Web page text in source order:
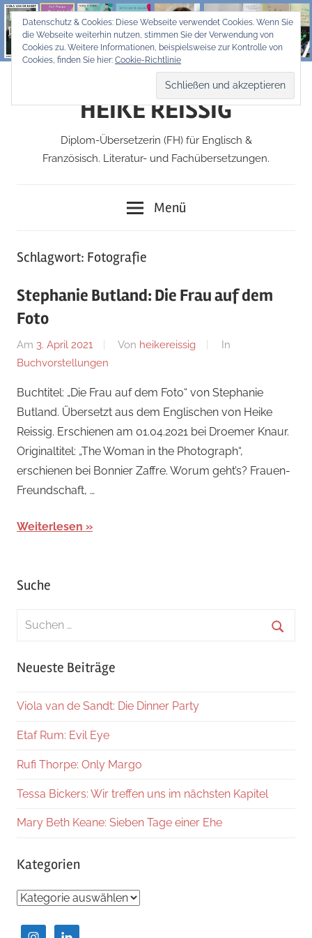
Zum
Inhalt
springen
HEIKE REISSIG
Diplom-Übersetzerin (FH) für Englisch &
Französisch. Literatur- und Fachübersetzungen.
Menü
Schlagwort: Fotografie
Stephanie Butland: Die Frau auf dem
Foto
Am 3. April 2021 Von heikereissig
In
Buchvorstellungen
Buchtitel: „Die Frau auf dem Foto“ von Stephanie
Butland. Übersetzt aus dem Englischen von Heike
Reissig. Erschienen am 01.04.2021 bei Droemer Knaur.
Originaltitel: „The Woman in the Photograph“,
erschienen bei Bonnier Zaffre. Worum geht’s? Frauen-
Freundschaft, …
Weiterlesen
Suche
Suchen
Neueste Beiträge
Viola van de Sandt: Die Dinner Party
Etaf Rum: Evil Eye
Rufi Thorpe: Only Margo
Tessa Bickers: Wir treffen uns im nächsten Kapitel
Mary Beth Keane: Sieben Tage einer Ehe
Kategorien
Kategorien
Datenschutz & Cookies: Diese Webseite verwendet Cookies. Wenn Sie
die Webseite weiterhin nutzen, stimmen Sie der Verwendung von
Cookies zu. Weitere Informationen, beispielsweise zur Kontrolle von
Cookies, finden Sie hier: Cookie-Richtlinie